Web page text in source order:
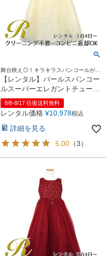
舞台映え◎！キラキラスパンコールがい
っぱいのドレス
【レンタル】パールスパンコー
ルスーパーエレガントチュール
子供ドレス(cdc5008)シャンパ
ン
8/8-8/17 往復送料無料
レンタル価格 ¥10,978税込
詳細を見る
5.00 （3）